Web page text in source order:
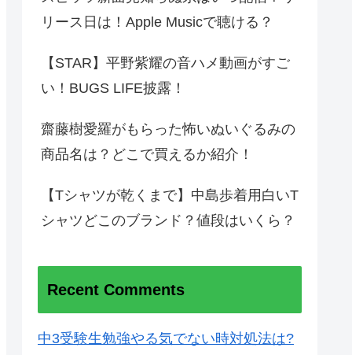
リース日は！Apple Musicで聴ける？
【STAR】平野紫耀の音ハメ動画がすご
い！BUGS LIFE披露！
齋藤樹愛羅がもらった怖いぬいぐるみの
商品名は？どこで買えるか紹介！
【Tシャツが乾くまで】中島歩着用白いT
シャツどこのブランド？値段はいくら？
Recent Comments
中3受験生勉強やる気でない時対処法は?